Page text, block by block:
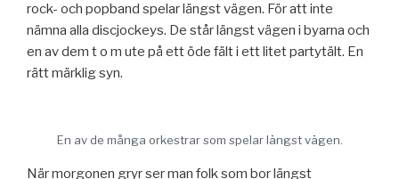
rock- och popband spelar längst vägen. För att inte
nämna alla discjockeys. De står längst vägen i byarna och
en av dem t o m ute på ett öde fält i ett litet partytält. En
rätt märklig syn.
En av de många orkestrar som spelar längst vägen.
När morgonen gryr ser man folk som bor längst